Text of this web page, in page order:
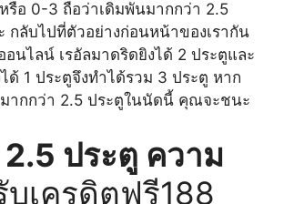
รือ 0-3 ถือว่าเดิมพันมากกว่า 2.5
กลับไปที่ตัวอย่างก่อนหน้าของเรากัน
อนไลน์ เรอัลมาดริดยิงได้ 2 ประตูและ
ด้ 1 ประตูจึงทำได้รวม 3 ประตู หาก
ากกว่า 2.5 ประตูในนัดนี้ คุณจะชนะ
ประตู ความ
บเครดิตฟรี188